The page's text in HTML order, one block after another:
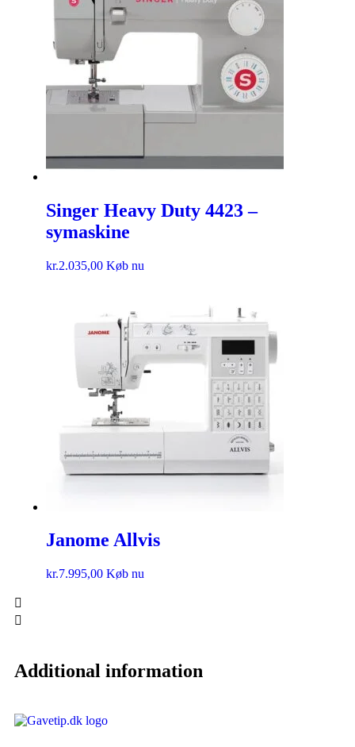
Singer Heavy Duty 4423 –
symaskine
kr.2.035,00 Køb nu
Janome Allvis
kr.7.995,00 Køb nu
Additional information